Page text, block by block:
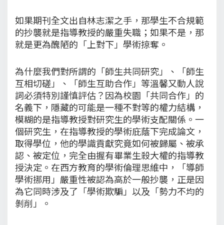
如果期刊全文出自林志潔之手，那學生不合規範
的抄襲就是指導教授的嚴重失職；如果不是，那
就是更為醜陋的「上對下」學術掠奪。
為什麼我們對所謂的「師生共同研究」、「師生
互相切磋」、「師生互助合作」等溫馨又動人說
詞必須特別謹慎評估？因為校園「共同合作」的
名義下，隱藏的可能是一種不對等的權力結構，
模糊的是指導教授對研究生的學術支配關係。一
個研究生，在指導教授的學術庇蔭下完成論文，
取得學位，他的學識貢獻究竟如何被歸屬、被承
認、被定位，完全由握有畢業生殺大權的指導教
授決定。在西方教育的學術倫理思維中，「導師
學術挪用」嚴重性被認為高於一般抄襲，正是因
為它同時涉及了「學術欺騙」以及「勢力不均的
剝削」。